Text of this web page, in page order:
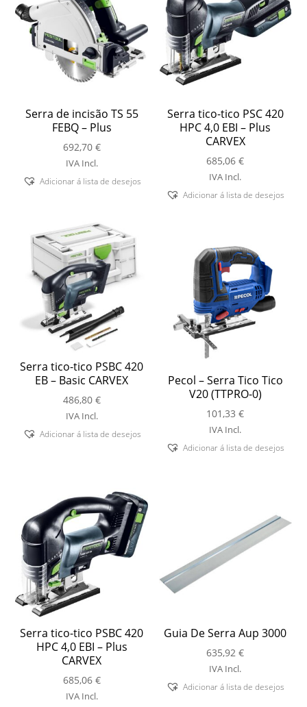
Serra de incisão TS 55
FEBQ – Plus
692,70 €
IVA Incl.
Adicionar á lista de desejos
Serra tico-tico PSC 420
HPC 4,0 EBI – Plus
CARVEX
685,06€
IVA Incl.
Adicionar á lista de desejos
Serra tico-tico PSBC 420
EB – Basic CARVEX
486,80 €
IVA Incl.
Adicionar á lista de desejos
Pecol – Serra Tico Tico
V20 (TTPRO-0)
101,33€
IVA Incl.
Adicionar á lista de desejos
Serra tico-tico PSBC 420
HPC 4,0 EBI – Plus
CARVEX
685,06 €
IVA Incl.
Guia De Serra Aup 3000
635,92€
IVA Incl.
Adicionar á lista de desejos